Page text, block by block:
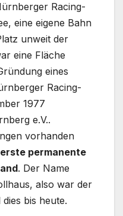
Racing-
eine eigene Bahn
unweit der
eine Fläche
eines
Racing-
1977
e.V..
vorhanden
erste permanente
. Der Name
also war der
bis heute.